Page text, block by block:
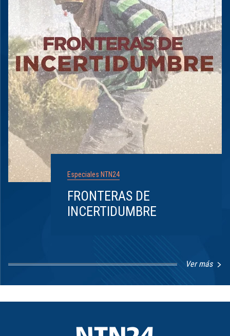
Especiales NTN24
FRONTERAS DE
INCERTIDUMBRE
Ver más
1
8